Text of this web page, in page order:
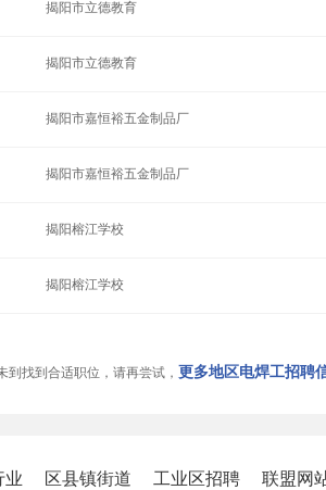
揭阳市立德教育
揭阳市立德教育
揭阳市嘉恒裕五金制品厂
揭阳市嘉恒裕五金制品厂
揭阳榕江学校
揭阳榕江学校
到找到合适职位，请再尝试， 更多地区电焊工招聘
业 区县镇街道 工业区招聘 联盟网